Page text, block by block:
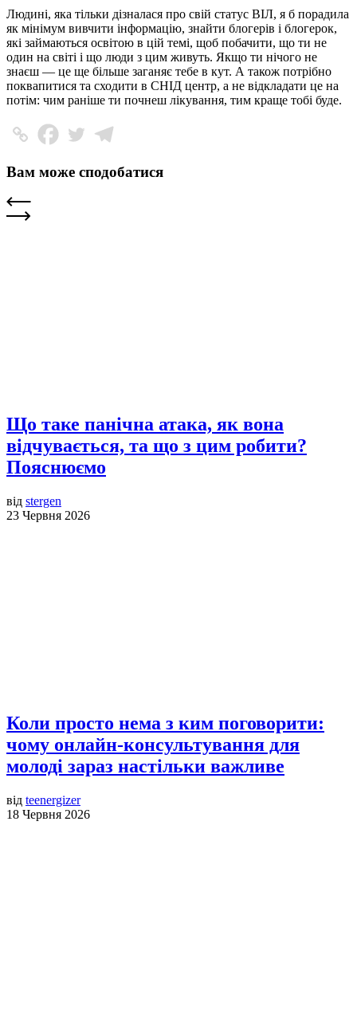
Людині, яка тільки дізналася про свій статус ВІЛ, я б порадила
як мінімум вивчити інформацію, знайти блогерів і блогерок,
які займаються освітою в цій темі, щоб побачити, що ти не
один на світі і що люди з цим живуть. Якщо ти нічого не
знаєш — це ще більше заганяє тебе в кут. А також потрібно
поквапитися та сходити в СНІД центр, а не відкладати це на
потім: чим раніше ти почнеш лікування, тим краще тобі буде.
Вам може сподобатися
Що таке панічна атака, як вона
відчувається, та що з цим робити?
Пояснюємо
від stergen
23 Червня 2026
Коли просто нема з ким поговорити:
чому онлайн-консультування для
молоді зараз настільки важливе
від teenergizer
18 Червня 2026